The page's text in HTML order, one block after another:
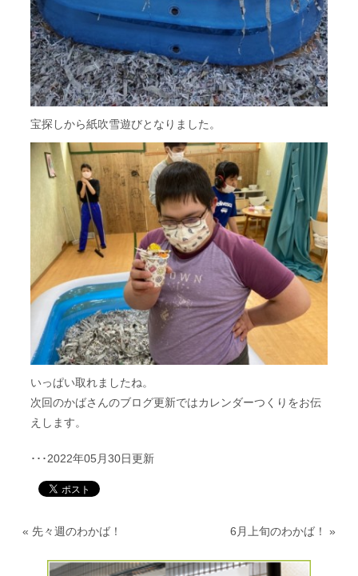
宝探しから紙吹雪遊びとなりました。
いっぱい取れましたね。
次回のかばさんのブログ更新ではカレンダーつくりをお伝
えします。
･･･2022年05月30日更新
« 先々週のわかば！ 6月上旬のわかば！ »